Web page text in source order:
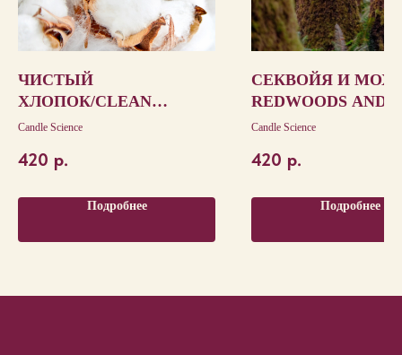
ЧИСТЫЙ
ХЛОПОК/CLEAN
COTTON
Candle Science
420 р.
Подробнее
СЕКВОЙЯ И МОХ /
REDWOODS AND
Candle Science
420 р.
Подробнее